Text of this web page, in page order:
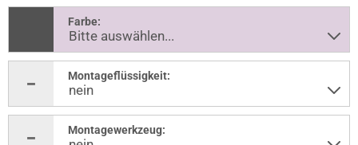
Farbe:
Montageflüssigkeit:
Montagewerkzeug: